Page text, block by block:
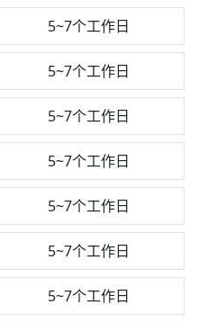
5~7个工作日
5~7个工作日
5~7个工作日
5~7个工作日
5~7个工作日
5~7个工作日
5~7个工作日